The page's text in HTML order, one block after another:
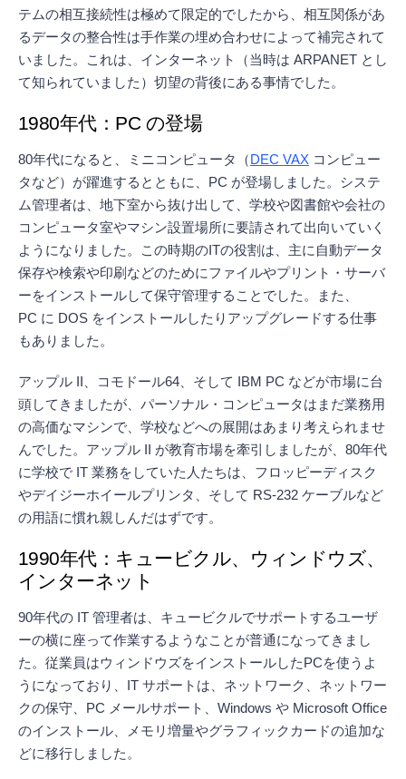
テムの相互接続性は極めて限定的でしたから、相互関係があ
るデータの整合性は手作業の埋め合わせによって補完されて
いました。これは、インターネット（当時は ARPANET とし
て知られていました）切望の背後にある事情でした。
1980年代：PC の登場
80年代になると、ミニコンピュータ（ DEC VAX コンピュー
タなど）が躍進するとともに、PC が登場しました。システ
ム管理者は、地下室から抜け出して、学校や図書館や会社の
コンピュータ室やマシン設置場所に要請されて出向いていく
ようになりました。この時期のITの役割は、主に自動データ
保存や検索や印刷などのためにファイルやプリント・サーバ
ーをインストールして保守管理することでした。また、
PC に DOS をインストールしたりアップグレードする仕事
もありました。
アップル II、コモドール64、そして IBM PC などが市場に台
頭してきましたが、パーソナル・コンピュータはまだ業務用
の高価なマシンで、学校などへの展開はあまり考えられませ
んでした。アップル II が教育市場を牽引しましたが、80年代
に学校で IT 業務をしていた人たちは、フロッピーディスク
やデイジーホイールプリンタ、そして RS-232 ケーブルなど
の用語に慣れ親しんだはずです。
1990年代：キュービクル、ウィンドウズ、
インターネット
90年代の IT 管理者は、キュービクルでサポートするユーザ
ーの横に座って作業するようなことが普通になってきまし
た。従業員はウィンドウズをインストールしたPCを使うよ
うになっており、IT サポートは、ネットワーク、ネットワー
クの保守、PC メールサポート、Windows や Microsoft Office
のインストール、メモリ増量やグラフィックカードの追加な
どに移行しました。